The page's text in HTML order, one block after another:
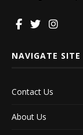
NAVIGATE SITE
Contact Us
About Us